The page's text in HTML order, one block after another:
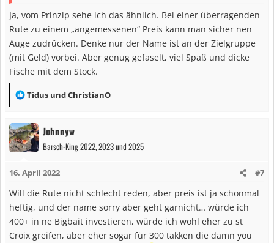
Ja, vom Prinzip sehe ich das ähnlich. Bei einer überragenden
Rute zu einem „angemessenen“ Preis kann man sicher nen
Auge zudrücken. Denke nur der Name ist an der Zielgruppe
(mit Geld) vorbei. Aber genug gefaselt, viel Spaß und dicke
Fische mit dem Stock.
R
a
k
t
o
n
e
n
Tidus undChristianO
Johnnyw
Barsch-King 2022, 2023 und 2025
16. April 2022 #7
Will die Rute nicht schlecht reden, aber preis ist ja schonmal
heftig, und der name sorry aber geht garnicht… würde ich
400+ in ne Bigbait investieren, würde ich wohl eher zu st
Croix greifen, aber eher sogar für 300 takken die damn you